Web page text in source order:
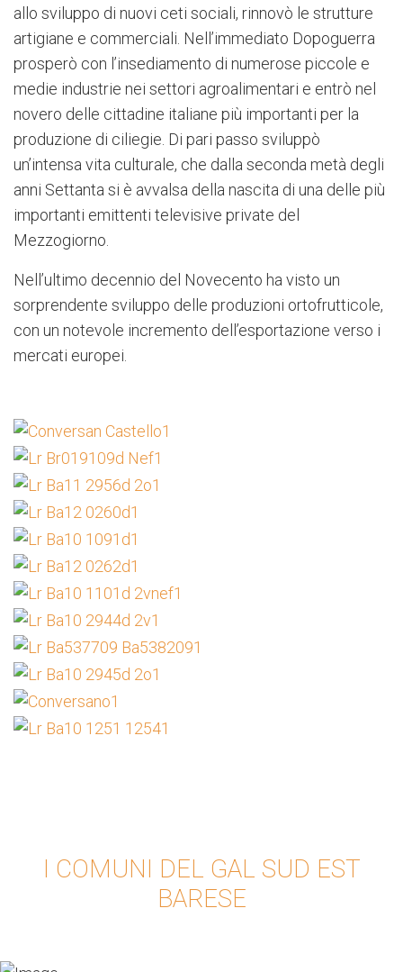
allo sviluppo di nuovi ceti sociali, rinnovò le strutture
artigiane e commerciali. Nell’immediato Dopoguerra
prosperò con l’insediamento di numerose piccole e
medie industrie nei settori agroalimentari e entrò nel
novero delle cittadine italiane più importanti per la
produzione di ciliegie. Di pari passo sviluppò
un’intensa vita culturale, che dalla seconda metà degli
anni Settanta si è avvalsa della nascita di una delle più
importanti emittenti televisive private del
Mezzogiorno.
Nell’ultimo decennio del Novecento ha visto un
sorprendente sviluppo delle produzioni ortofrutticole,
con un notevole incremento dell’esportazione verso i
mercati europei.
I COMUNI DEL GAL SUD EST
BARESE